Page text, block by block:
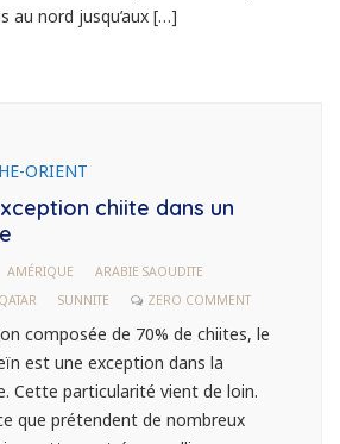
au nord jusqu’aux […]
ORIENT
chiite dans un
AMÉRIQUE
ARABIE SAOUDITE
QATAR SUNNITE ZERO COMMENT
composée de 70% de chiites, le
est une exception dans la
Cette particularité vient de loin.
que prétendent de nombreux